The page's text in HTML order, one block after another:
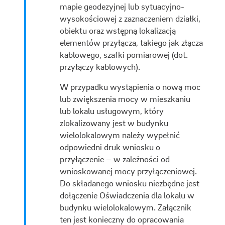
mapie geodezyjnej lub sytuacyjno-
wysokościowej z zaznaczeniem działki,
obiektu oraz wstępną lokalizacją
elementów przyłącza, takiego jak złącza
kablowego, szafki pomiarowej (dot.
przyłączy kablowych).
W przypadku wystąpienia o nową moc
lub zwiększenia mocy w mieszkaniu
lub lokalu usługowym, który
zlokalizowany jest w budynku
wielolokalowym należy wypełnić
odpowiedni druk wniosku o
przyłączenie – w zależności od
wnioskowanej mocy przyłączeniowej.
Do składanego wniosku niezbędne jest
dołączenie Oświadczenia dla lokalu w
budynku wielolokalowym. Załącznik
ten jest konieczny do opracowania